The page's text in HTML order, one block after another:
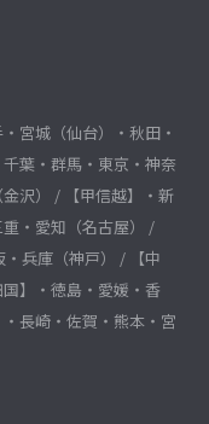
宮城（仙台）・秋田・
葉・群馬・東京・神奈
沢） / 【甲信越】・新
・愛知（名古屋） /
・兵庫（神戸） / 【中
】・徳島・愛媛・香
長崎・佐賀・熊本・宮